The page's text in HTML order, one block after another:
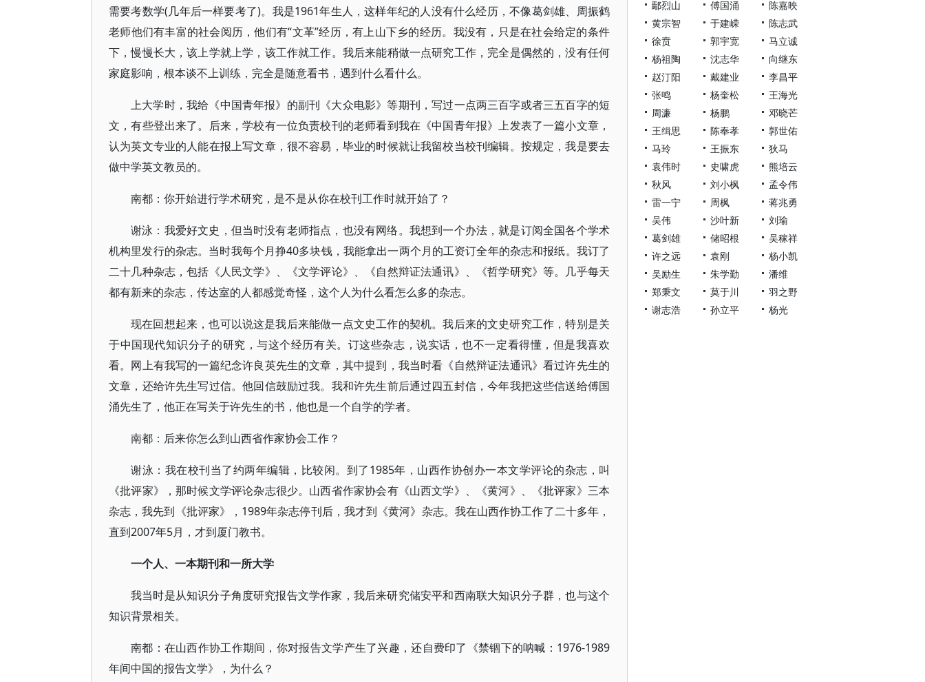
需要考数学(几年后一样要考了)。我是1961年生人，这样年纪的人没有什么经历，不像葛剑雄、周振鹤
老师他们有丰富的社会阅历，他们有“文革”经历，有上山下乡的经历。我没有，只是在社会给定的条件
下，慢慢长大，该上学就上学，该工作就工作。我后来能稍做一点研究工作，完全是偶然的，没有任何
家庭影响，根本谈不上训练，完全是随意看书，遇到什么看什么。
上大学时，我给《中国青年报》的副刊《大众电影》等期刊，写过一点两三百字或者三五百字的短
文，有些登出来了。后来，学校有一位负责校刊的老师看到我在《中国青年报》上发表了一篇小文章，
认为英文专业的人能在报上写文章，很不容易，毕业的时候就让我留校当校刊编辑。按规定，我是要去
做中学英文教员的。
南都：你开始进行学术研究，是不是从你在校刊工作时就开始了？
谢泳：我爱好文史，但当时没有老师指点，也没有网络。我想到一个办法，就是订阅全国各个学术
机构里发行的杂志。当时我每个月挣40多块钱，我能拿出一两个月的工资订全年的杂志和报纸。我订了
二十几种杂志，包括《人民文学》、《文学评论》、《自然辩证法通讯》、《哲学研究》等。几乎每天
都有新来的杂志，传达室的人都感觉奇怪，这个人为什么看怎么多的杂志。
现在回想起来，也可以说这是我后来能做一点文史工作的契机。我后来的文史研究工作，特别是关
于中国现代知识分子的研究，与这个经历有关。订这些杂志，说实话，也不一定看得懂，但是我喜欢
看。网上有我写的一篇纪念许良英先生的文章，其中提到，我当时看《自然辩证法通讯》看过许先生的
文章，还给许先生写过信。他回信鼓励过我。我和许先生前后通过四五封信，今年我把这些信送给傅国
涌先生了，他正在写关于许先生的书，他也是一个自学的学者。
南都：后来你怎么到山西省作家协会工作？
谢泳：我在校刊当了约两年编辑，比较闲。到了1985年，山西作协创办一本文学评论的杂志，叫
《批评家》，那时候文学评论杂志很少。山西省作家协会有《山西文学》、《黄河》、《批评家》三本
杂志，我先到《批评家》，1989年杂志停刊后，我才到《黄河》杂志。我在山西作协工作了二十多年，
直到2007年5月，才到厦门教书。
一个人、一本期刊和一所大学
我当时是从知识分子角度研究报告文学作家，我后来研究储安平和西南联大知识分子群，也与这个
知识背景相关。
南都：在山西作协工作期间，你对报告文学产生了兴趣，还自费印了《禁锢下的呐喊：1976-1989
年间中国的报告文学》，为什么？
鄢烈山
傅国涌
陈嘉映
黄宗智
于建嵘
陈志武
徐贲
郭宇宽
马立诚
杨祖陶
沈志华
向继东
赵汀阳
戴建业
李昌平
张鸣
杨奎松
王海光
周濂
杨鹏
邓晓芒
王缉思
陈奉孝
郭世佑
马玲
王振东
狄马
袁伟时
史啸虎
熊培云
秋风
刘小枫
孟令伟
雷一宁
周枫
蒋兆勇
吴伟
沙叶新
刘瑜
葛剑雄
储昭根
吴稼祥
许之远
袁刚
杨小凯
吴励生
朱学勤
潘维
郑秉文
莫于川
羽之野
谢志浩
孙立平 杨光